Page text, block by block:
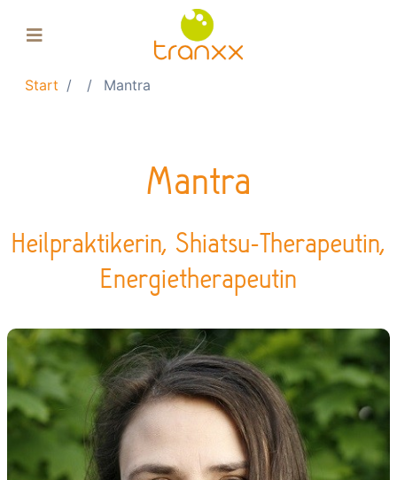
Über uns
Einkaufskorb
Start Mantra
Mantra
Heilpraktikerin, Shiatsu-Therapeutin,
Energietherapeutin